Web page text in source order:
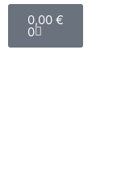
0,00 €
0